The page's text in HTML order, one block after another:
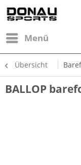
Menü
Übersicht
BALLOP